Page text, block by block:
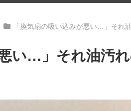
「換気扇の吸い込みが悪い…」それ油
い…」それ油汚